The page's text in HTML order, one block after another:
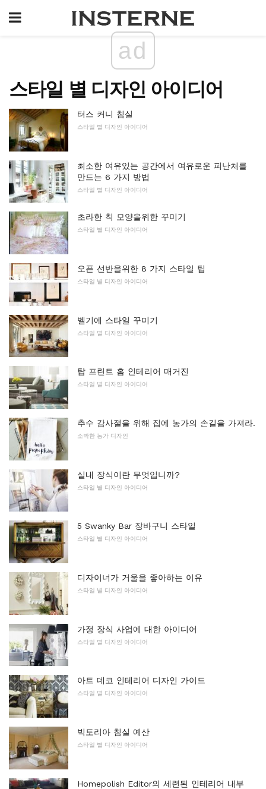
ad
스타일 별 디자인 아이디어
터스 커니 침실
스타일 별 디자인 아이디어
최소한 여유있는 공간에서 여유로운 피난처를
만드는 6 가지 방법
스타일 별 디자인 아이디어
초라한 칙 모양을위한 꾸미기
스타일 별 디자인 아이디어
오픈 선반을위한 8 가지 스타일 팁
스타일 별 디자인 아이디어
벨기에 스타일 꾸미기
스타일 별 디자인 아이디어
탑 프린트 홈 인테리어 매거진
스타일 별 디자인 아이디어
추수 감사절을 위해 집에 농가의 손길을 가져라.
소박한 농가 디자인
실내 장식이란 무엇입니까?
스타일 별 디자인 아이디어
5 Swanky Bar 장바구니 스타일
스타일 별 디자인 아이디어
디자이너가 거울을 좋아하는 이유
스타일 별 디자인 아이디어
가정 장식 사업에 대한 아이디어
스타일 별 디자인 아이디어
아트 데코 인테리어 디자인 가이드
스타일 별 디자인 아이디어
빅토리아 침실 예산
스타일 별 디자인 아이디어
Homepolish Editor의 세련된 인테리어 내부